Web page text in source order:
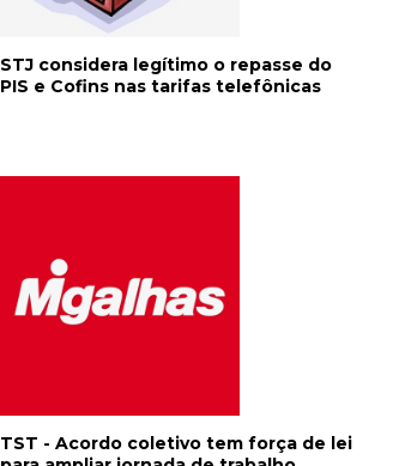
STJ considera legítimo o repasse do
PIS e Cofins nas tarifas telefônicas
TST - Acordo coletivo tem força de lei